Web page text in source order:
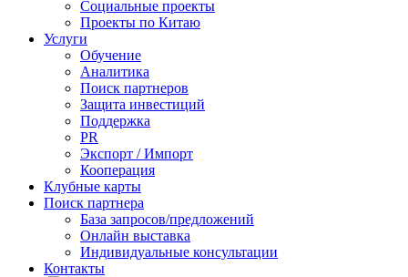
Социальные проекты
Проекты по Китаю
Услуги
Обучение
Аналитика
Поиск партнеров
Защита инвестиций
Поддержка
PR
Экспорт / Импорт
Кооперация
Клубные карты
Поиск партнера
База запросов/предложений
Онлайн выставка
Индивидуальные консультации
Контакты